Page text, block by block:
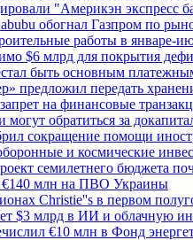
"Америкэн экспресс
обогнал Газпром по
работы в январе-
$6 млрд для покрытия
быть основным
предложил передать
на финансовые
могут обратиться за
сокращение помощи
и космические
семилетнего бюджета
€140 млн на ПВО Украины
Christie''s в первом
$3 млрд в ИИ и облачную
€10 млн в Фонд